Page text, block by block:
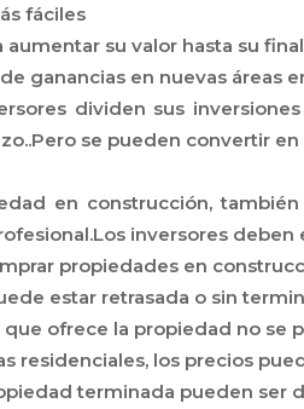
fáciles
aumentar su valor hasta su
ganancias en nuevas áreas
dividen sus
se pueden convertir
en construcción,
inversores
propiedades en
estar retrasada o sin
que ofrece la propiedad no
residenciales, los precios
terminada pueden ser